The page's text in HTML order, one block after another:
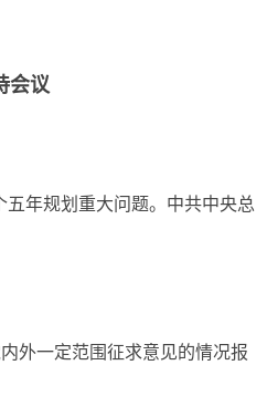
会议
年规划重大问题。中共中央总
外一定范围征求意见的情况报